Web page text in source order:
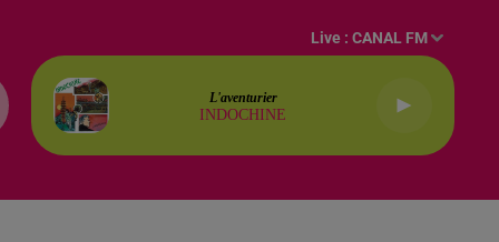
Live :CANAL FM
L'aventurier
INDOCHINE